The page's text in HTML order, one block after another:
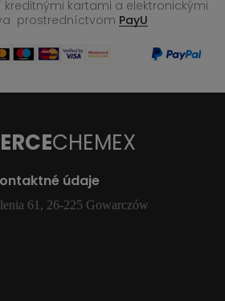
kartami a elektronickými
prostredníctvom PayU
CHEMEX
údaje
61, 26-225 Gowarczów